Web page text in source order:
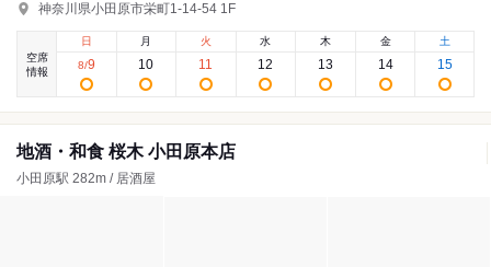
神奈川県小田原市栄町1-14-54 1F
空席
情報
日
8/9
月
10
火
11
水
12
木
13
金
14
土
15
地酒・和食 桜木 小田原本店
小田原駅 282m / 居酒屋